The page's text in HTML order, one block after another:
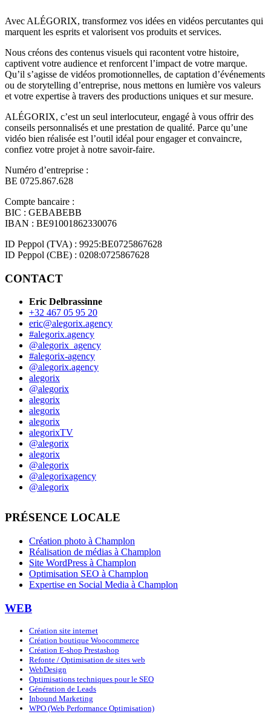
Avec ALÉGORIX, transformez vos idées en vidéos percutantes qui
marquent les esprits et valorisent vos produits et services.
Nous créons des contenus visuels qui racontent votre histoire,
captivent votre audience et renforcent l’impact de votre marque.
Qu’il s’agisse de vidéos promotionnelles, de captation d’événements
ou de storytelling d’entreprise, nous mettons en lumière vos valeurs
et votre expertise à travers des productions uniques et sur mesure.
ALÉGORIX, c’est un seul interlocuteur, engagé à vous offrir des
conseils personnalisés et une prestation de qualité. Parce qu’une
vidéo bien réalisée est l’outil idéal pour engager et convaincre,
confiez votre projet à notre savoir-faire.
Numéro d’entreprise :
BE 0725.867.628
Compte bancaire :
BIC : GEBABEBB
IBAN : BE91001862330076
ID Peppol (TVA) : 9925:BE0725867628
ID Peppol (CBE) : 0208:0725867628
CONTACT
Eric Delbrassinne
+32 467 05 95 20
eric@alegorix.agency
#alegorix.agency
@alegorix_agency
#alegorix-agency
@alegorix.agency
alegorix
@alegorix
alegorix
alegorix
alegorix
alegorixTV
@alegorix
alegorix
@alegorix
@alegorixagency
@alegorix
PRÉSENCE LOCALE
Création photo à Champlon
Réalisation de médias à Champlon
Site WordPress à Champlon
Optimisation SEO à Champlon
Expertise en Social Media à Champlon
WEB
Création site internet
Création boutique Woocommerce
Création E-shop Prestashop
Refonte / Optimisation de sites web
WebDesign
Optimisations techniques pour le SEO
Génération de Leads
Inbound Marketing
WPO (Web Performance Optimisation)